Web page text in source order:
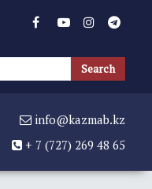
...
Search
info@kazmab.kz
+ 7 (727) 269 48 65